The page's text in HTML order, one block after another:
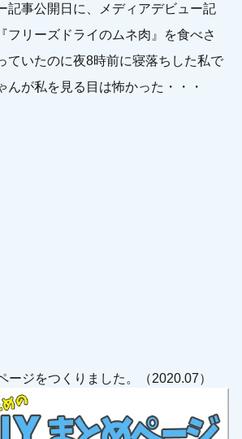
記事公開日に、メディアデビュー記
フリーズドライのムネ肉』を食べさ
ていたのに夜8時前に寝落ちした私で
んが私を見る目は怖かった・・・
ージをつくりました。（2020.07）